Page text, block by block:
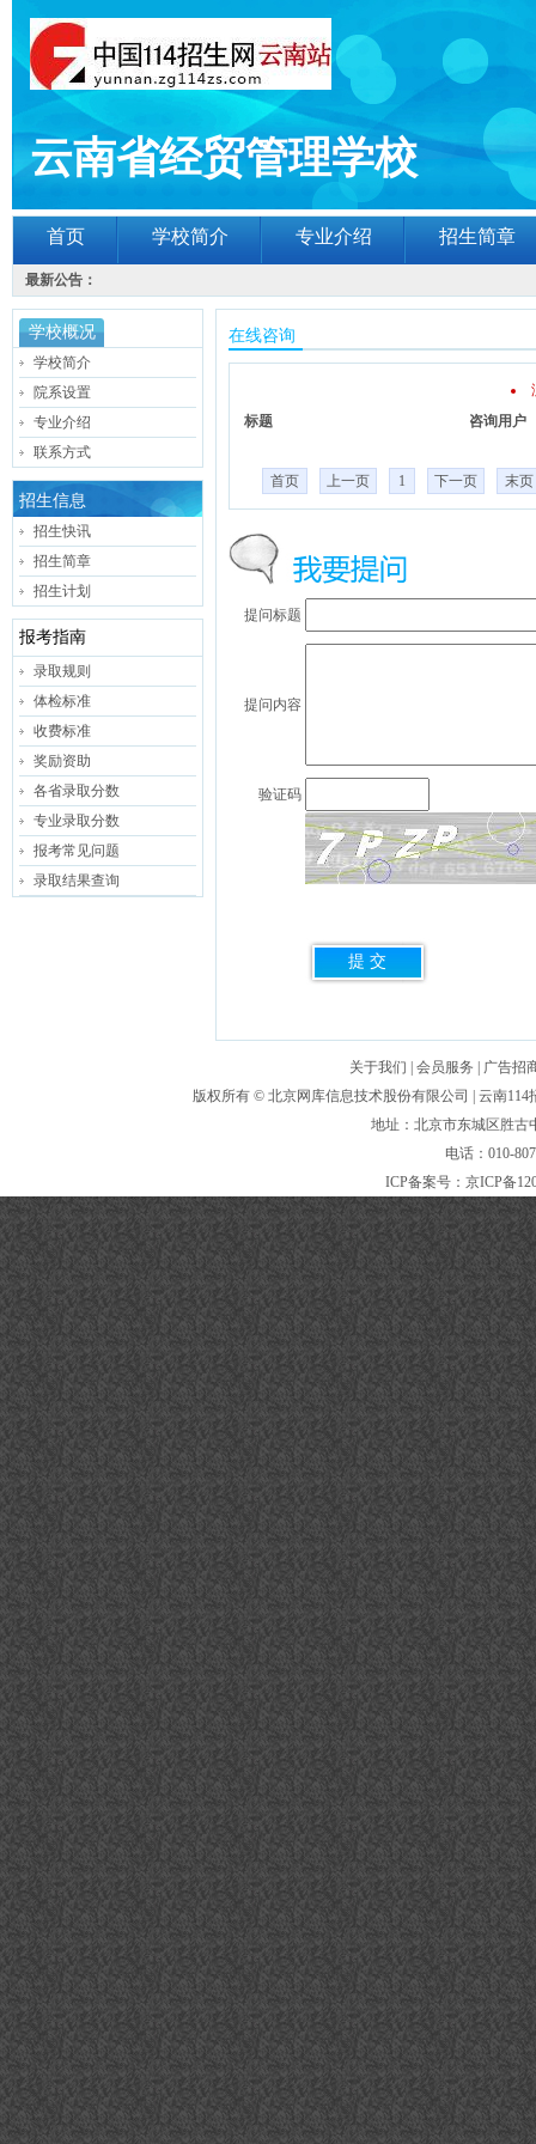
云南省经贸管理学校
首页 学校简介 专业介绍 招生简章
最新公告：
学校概况
学校简介
院系设置
专业介绍
联系方式
招生信息
招生快讯
招生简章
招生计划
报考指南
录取规则
体检标准
收费标准
奖励资助
各省录取分数
专业录取分数
报考常见问题
录取结果查询
在线咨询
标题
咨询用户
首页 上一页 1 下一页 末页
提问标题
提问内容
验证码
关于我们 会员服务
广告招
版权所有 © 北京网库信息技术股份有限公司
| 云南
地址：北京市东城区胜
电话：010-
ICP备案号： 京ICP备